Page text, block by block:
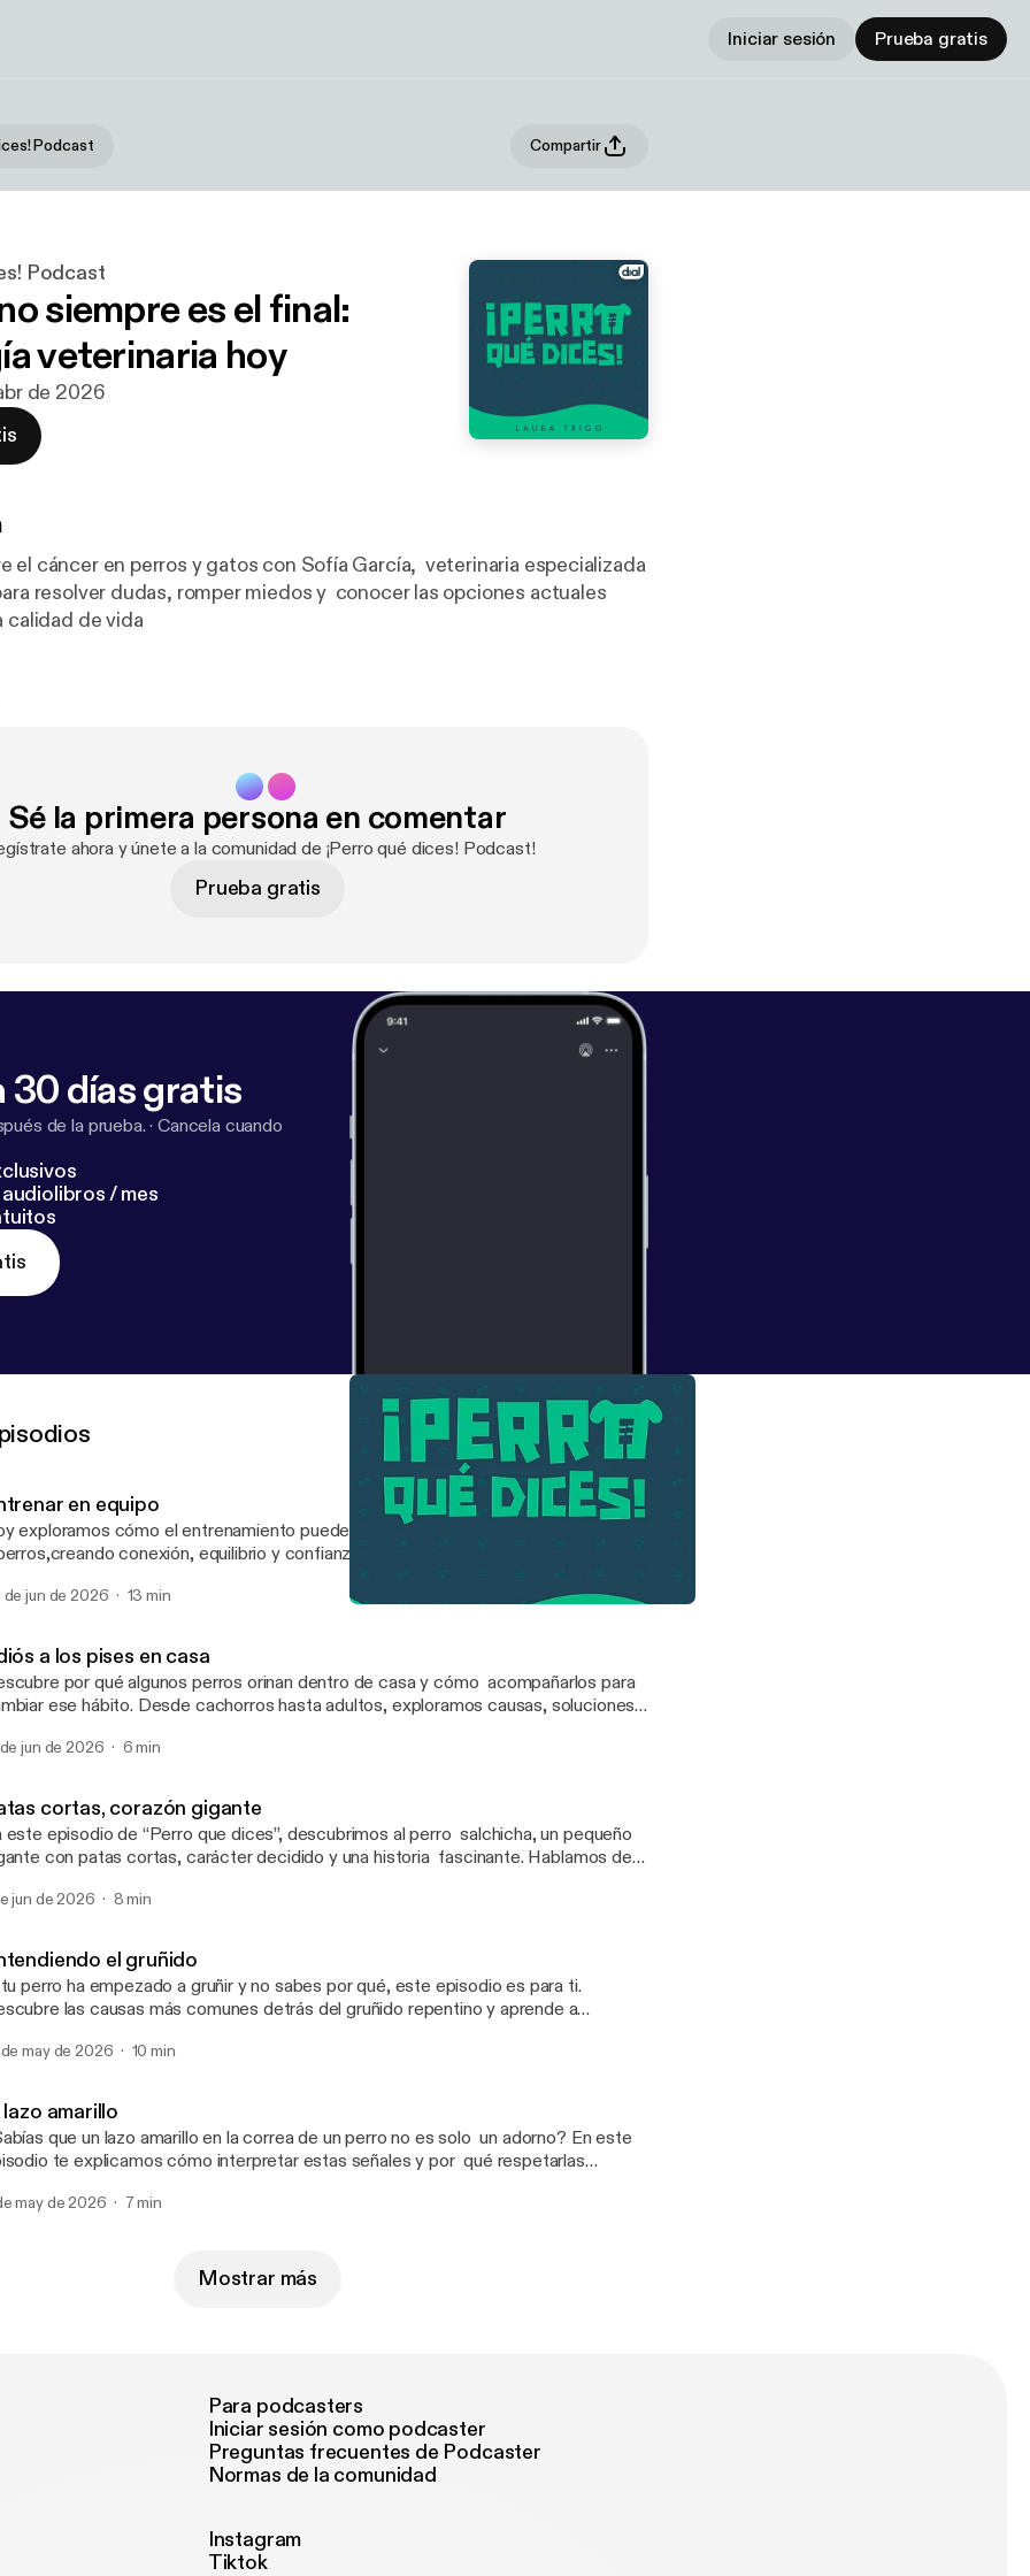
Iniciar sesión Prueba gratis
Podcast Compartir
Podcast
siempre es el final:
veterinaria hoy
de 2026
el cáncer en perros y gatos con Sofía García, veterinaria especializada
resolver dudas, romper miedos y conocer las opciones actuales
calidad de vida
Sé la primera persona en comentar
ahora y únete a la comunidad de ¡Perro qué dices! Podcast!
Prueba gratis
30 días gratis
de la prueba. ·Cancela cuando
/ mes
en equipo
exploramos cómo el entrenamiento puede transformar la relación entre humanos
conexión, equilibrio y confianza mutua. Conocemos la visión de
un proyecto que une bienestar, educación y trabajo en equipo.
de jun de 2026 13 min
a los pises en casa
por qué algunos perros orinan dentro de casa y cómo acompañarlos para
ese hábito. Desde cachorros hasta adultos, exploramos causas, soluciones
la convivencia día a día.
jun de 2026 6 min
cortas, corazón gigante
este episodio de “Perro que dices”, descubrimos al perro salchicha, un pequeño
con patas cortas, carácter decidido y una historia fascinante. Hablamos de
que lo hacen único. Prepárate para conocer por qué estos teckels
jun de 2026 8 min
el gruñido
perro ha empezado a gruñir y no sabes por qué, este episodio es para ti.
las causas más comunes detrás del gruñido repentino y aprende a
a veces solo necesita que lo entiendas
may de 2026 10 min
lazo amarillo
que un lazo amarillo en la correa de un perro no es solo un adorno? En este
te explicamos cómo interpretar estas señales y por qué respetarlas
may de 2026 7 min
Mostrar más
Para podcasters
Iniciar sesión como podcaster
Preguntas frecuentes de Podcaster
Normas de la comunidad
Instagram
Tiktok